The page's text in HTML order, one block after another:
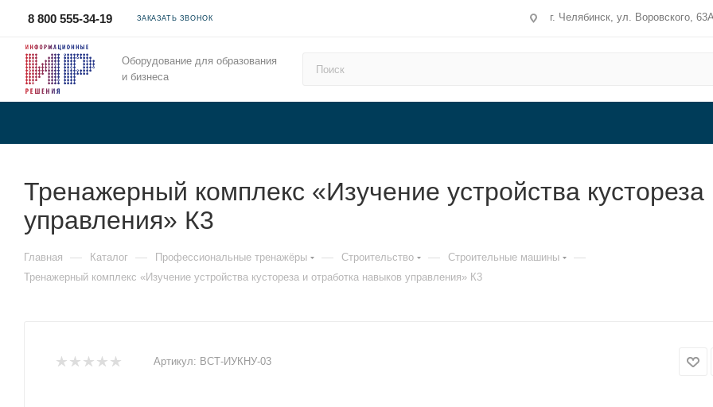
8 800 555-34-19 ЗАКАЗАТЬ ЗВОНОК г. Челябинск, ул. Воровского,
Оборудование для образования
и бизнеса
Тренажерный комплекс «Изучение устройства
управления» К3
Главная — Каталог — Профессиональные тренажёры — Строительство — Строительные машины —
Тренажерный комплекс «Изучение устройства кустореза и отработка навыков управления» К3
Артикул: ВСТ-ИУКНУ-03